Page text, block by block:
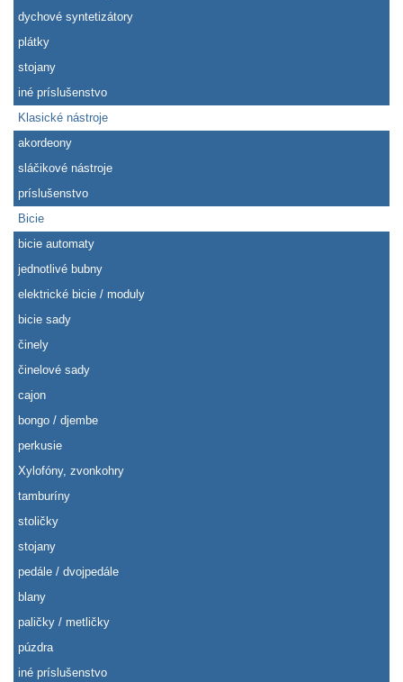
dychové syntetizátory
plátky
stojany
iné príslušenstvo
Klasické nástroje
akordeony
sláčikové nástroje
príslušenstvo
Bicie
bicie automaty
jednotlivé bubny
elektrické bicie / moduly
bicie sady
činely
činelové sady
cajon
bongo / djembe
perkusie
Xylofóny, zvonkohry
tamburíny
stoličky
stojany
pedále / dvojpedále
blany
paličky / metličky
púzdra
iné príslušenstvo